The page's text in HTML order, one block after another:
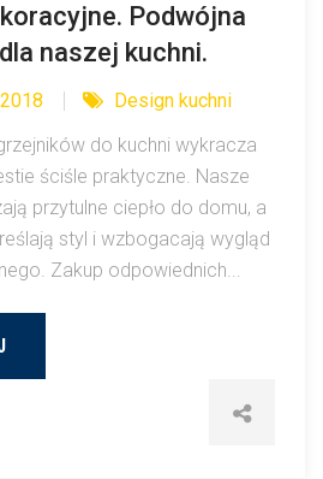
Podwójna
naszej kuchni.
Design kuchni
do kuchni wykracza
ściśle praktyczne. Nasze
przytulne ciepło do domu, a
styl i wzbogacają wygląd
Zakup odpowiednich...